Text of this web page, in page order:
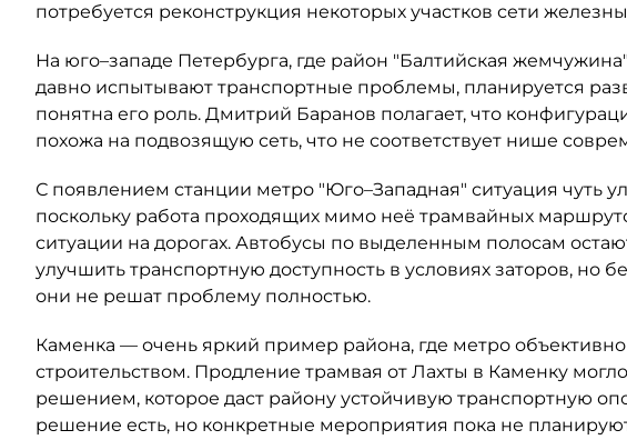
потребуется реконструкция некоторых участков сети
На юго–западе Петербурга, где район "Балтийская
давно испытывают транспортные проблемы, планируется
понятна его роль. Дмитрий Баранов полагает, что
похожа на подвозящую сеть, что не соответствует нише
С появлением станции метро "Юго–Западная" ситуация чуть
поскольку работа проходящих мимо неё трамвайных
ситуации на дорогах. Автобусы по выделенным полосам
улучшить транспортную доступность в условиях заторов, но
они не решат проблему полностью.
Каменка — очень яркий пример района, где метро объективно
строительством. Продление трамвая от Лахты в Каменку
решением, которое даст району устойчивую транспортную
решение есть, но конкретные мероприятия пока не